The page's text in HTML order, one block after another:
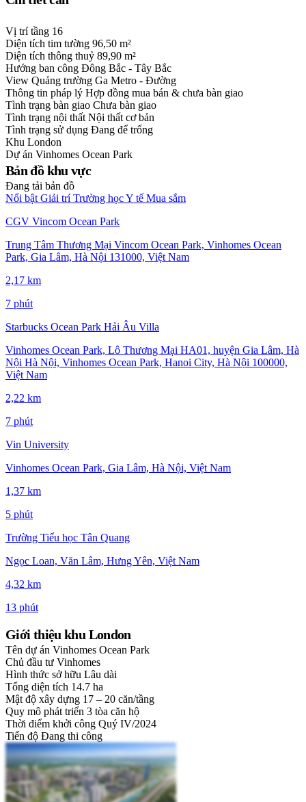
Vị trí tầng 16
Diện tích tim tường 96,50 m²
Diện tích thông thuỷ 89,90 m²
Hướng ban công Đông Bắc - Tây Bắc
View Quảng trường Ga Metro - Đường
Thông tin pháp lý Hợp đồng mua bán & chưa bàn giao
Tình trạng bàn giao Chưa bàn giao
Tình trạng nội thất Nội thất cơ bản
Tình trạng sử dụng Đang để trống
Khu London
Dự án Vinhomes Ocean Park
Bản đồ khu vực
Đang tải bản đồ
Nổi bật Giải trí Trường họcY tế Mua sắm
CGV Vincom Ocean Park
Trung Tâm Thương Mại Vincom Ocean Park, Vinhomes Ocean
Park, Gia Lâm, Hà Nội 131000, Việt Nam
2,17 km
7 phút
Starbucks Ocean Park Hải Âu Villa
Vinhomes Ocean Park, Lô Thương Mại HA01, huyện Gia Lâm, Hà
Nội Hà Nội, Vinhomes Ocean Park, Hanoi City, Hà Nội 100000,
Việt Nam
2,22 km
7 phút
Vin University
Vinhomes Ocean Park, Gia Lâm, Hà Nội, Việt Nam
1,37 km
5 phút
Trường Tiểu học Tân Quang
Ngọc Loan, Văn Lâm, Hưng Yên, Việt Nam
4,32 km
13 phút
Giới thiệu khu London
Tên dự án Vinhomes Ocean Park
Chủ đầu tư Vinhomes
Hình thức sở hữu Lâu dài
Tổng diện tích 14.7 ha
Mật độ xây dựng 17 – 20 căn/tầng
Quy mô phát triển 3 tòa căn hộ
Thời điểm khởi công Quý IV/2024
Tiến độ Đang thi công